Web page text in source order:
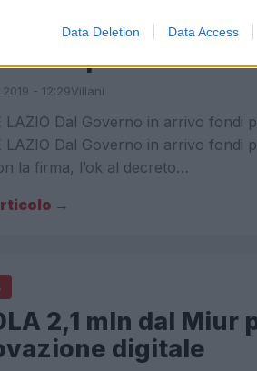
Data Deletion Data Access
LAZIO Dal
fondi per le
- 12:29Villani
LAZIO Dal Governo in arrivo fondi
LAZIO Dal Governo in arrivo fondi
la firma, l’ok al decreto…
→
2,1 mln dal Miur
digitale